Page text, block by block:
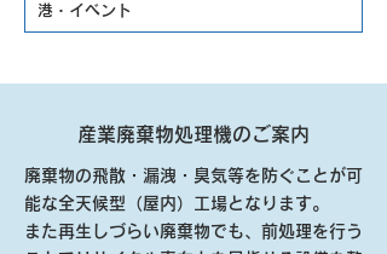
港・イベント
産業廃棄物処理機のご案内
廃棄物の飛散・漏洩・臭気等を防ぐことが可
能な全天候型（屋内）工場となります。
また再生しづらい廃棄物でも、前処理を行う